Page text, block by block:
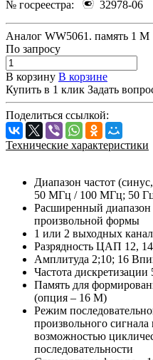
№ госреестра: 32978-06
Аналог WW5061. память 1 М
По запросу
В корзину В корзине
Купить в 1 клик Задать
Поделиться ссылкой:
Технические характеристики
Диапазон частот
50 МГц / 100 МГц; 50
Расширенный диапазон
произвольной формы
1 или 2 выходных
Разрядность ЦАП 12,
Амплитуда 2;10; 16
Частота
Память для
(опция – 16 М)
Режим
произвольного
возможностью
последовательности